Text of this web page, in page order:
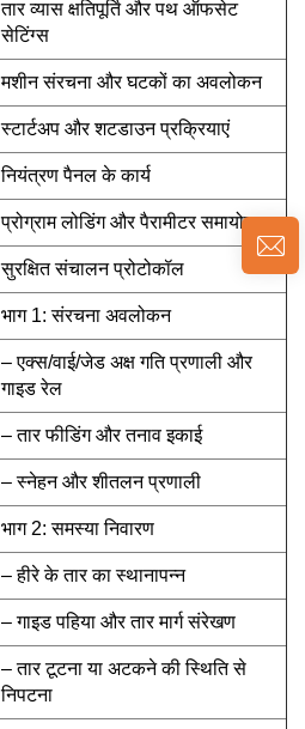
तार व्यास क्षतिपूर्ति और पथ ऑफसेट
सेटिंग्स
मशीन संरचना और घटकों का अवलोकन
स्टार्टअप और शटडाउन प्रक्रियाएं
नियंत्रण पैनल के कार्य
प्रोग्राम लोडिंग और पैरामीटर समायोजन
सुरक्षित संचालन प्रोटोकॉल
भाग 1: संरचना अवलोकन
– एक्स/वाई/जेड अक्ष गति प्रणाली और
गाइड रेल
– तार फीडिंग और तनाव इकाई
– स्नेहन और शीतलन प्रणाली
भाग 2: समस्या निवारण
– हीरे के तार का स्थानापन्न
– गाइड पहिया और तार मार्ग संरेखण
– तार टूटना या अटकने की स्थिति से
निपटना